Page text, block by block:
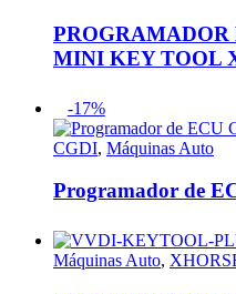
PROGRAMADOR
MINI KEY TOOL
-17%
CGDI, Máquinas Auto
Programador de
Máquinas Auto,